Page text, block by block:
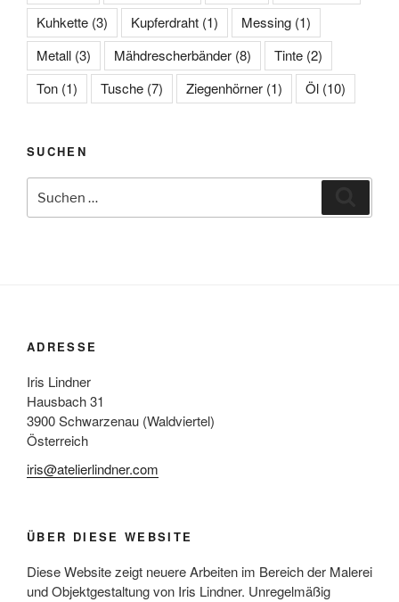
Kuhkette (3) Kupferdraht (1) Messing (1)
Metall (3) Mähdrescherbänder (8) Tinte (2)
Ton (1) Tusche (7) Ziegenhörner (1) Öl (10)
SUCHEN
nach:
ADRESSE
Iris Lindner
Hausbach 31
3900 Schwarzenau (Waldviertel)
Österreich
iris@atelierlindner.com
ÜBER DIESE WEBSITE
Diese Website zeigt neuere Arbeiten im Bereich der Malerei
und Objektgestaltung von Iris Lindner. Unregelmäßig